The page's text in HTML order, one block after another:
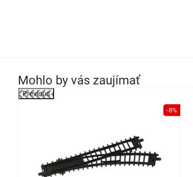
Mohlo by vás zaujímať
Previous
-8%